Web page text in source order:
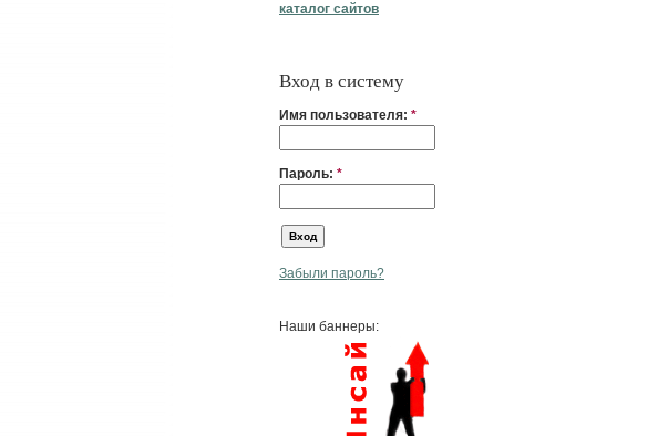
каталог сайтов
Вход в систему
Имя пользователя: *
Пароль: *
Забыли пароль?
Наши баннеры: